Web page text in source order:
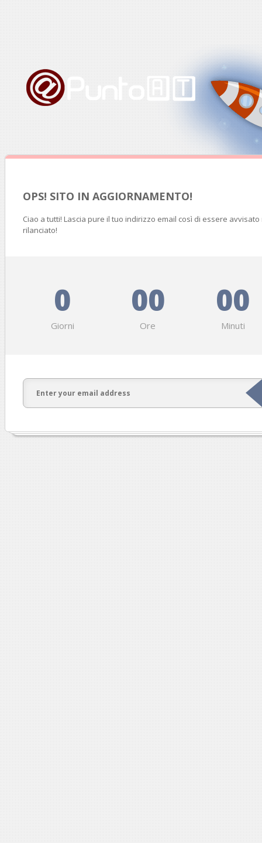
OPS! SITO IN AGGIORNAMENTO!
Ciao a tutti! Lascia pure il tuo indirizzo email così di essere
rilanciato!
0
Giorni
00
Ore
00
Minuti